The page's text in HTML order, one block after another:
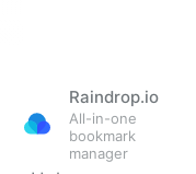
Raindrop.io
All-in-one
bookmark
manager